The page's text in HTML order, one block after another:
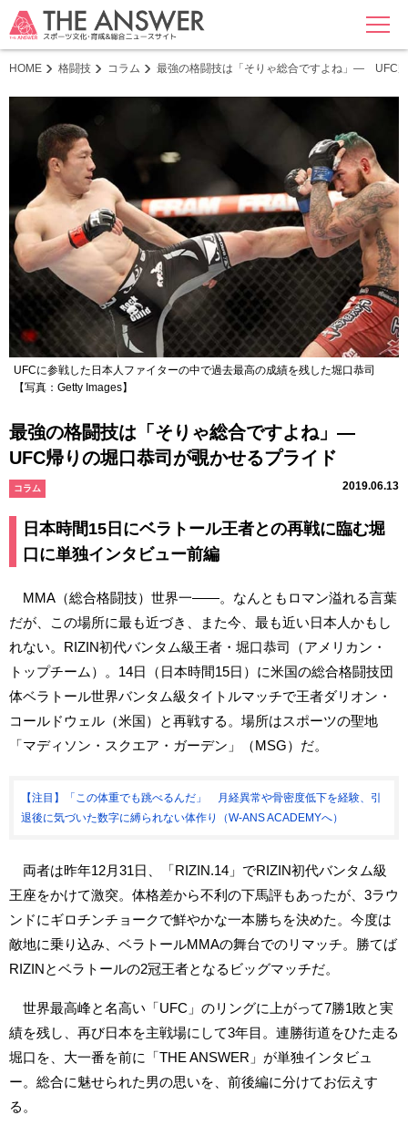
MENU
HOME 格闘技 コラム 最強の格闘技は「そりゃ総合ですよね」― UFC
UFCに参戦した日本人ファイターの中で過去最高の成績を残した堀口恭司
【写真：Getty Images】
最強の格闘技は「そりゃ総合ですよね」―
UFC帰りの堀口恭司が覗かせるプライド
コラム 2019.06.13
日本時間15日にベラトール王者との再戦に臨む堀
口に単独インタビュー前編
MMA（総合格闘技）世界一――。なんともロマン溢れる言葉
だが、この場所に最も近づき、また今、最も近い日本人かもし
れない。RIZIN初代バンタム級王者・堀口恭司（アメリカン・
トップチーム）。14日（日本時間15日）に米国の総合格闘技団
体ベラトール世界バンタム級タイトルマッチで王者ダリオン・
コールドウェル（米国）と再戦する。場所はスポーツの聖地
「マディソン・スクエア・ガーデン」（MSG）だ。
【注目】「この体重でも跳べるんだ」 月経異常や骨密度低下を経験、引
退後に気づいた数字に縛られない体作り（W-ANS ACADEMYへ）
両者は昨年12月31日、「RIZIN.14」でRIZIN初代バンタム級
王座をかけて激突。体格差から不利の下馬評もあったが、3ラウ
ンドにギロチンチョークで鮮やかな一本勝ちを決めた。今度は
敵地に乗り込み、ベラトールMMAの舞台でのリマッチ。勝てば
RIZINとベラトールの2冠王者となるビッグマッチだ。
世界最高峰と名高い「UFC」のリングに上がって7勝1敗と実
績を残し、再び日本を主戦場にして3年目。連勝街道をひた走る
堀口を、大一番を前に「THE ANSWER」が単独インタビュ
ー。総合に魅せられた男の思いを、前後編に分けてお伝えす
る。